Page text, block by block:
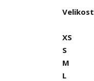
Velikost
XS
S
M
L